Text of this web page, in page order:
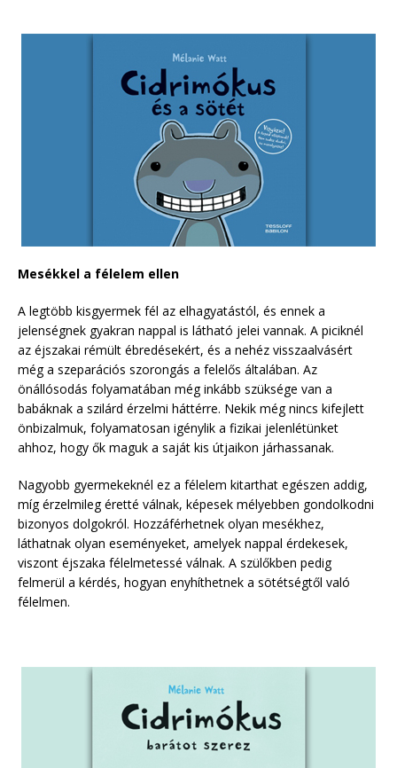
Mesékkel a félelem ellen
A legtöbb kisgyermek fél az elhagyatástól, és ennek a
jelenségnek gyakran nappal is látható jelei vannak. A piciknél
az éjszakai rémült ébredésekért, és a nehéz visszaalvásért
még a szeparációs szorongás a felelős általában. Az
önállósodás folyamatában még inkább szüksége van a
babáknak a szilárd érzelmi háttérre. Nekik még nincs kifejlett
önbizalmuk, folyamatosan igénylik a fizikai jelenlétünket
ahhoz, hogy ők maguk a saját kis útjaikon járhassanak.
Nagyobb gyermekeknél ez a félelem kitarthat egészen addig,
míg érzelmileg éretté válnak, képesek mélyebben gondolkodni
bizonyos dolgokról. Hozzáférhetnek olyan mesékhez,
láthatnak olyan eseményeket, amelyek nappal érdekesek,
viszont éjszaka félelmetessé válnak. A szülőkben pedig
felmerül a kérdés, hogyan enyhíthetnek a sötétségtől való
félelmen.